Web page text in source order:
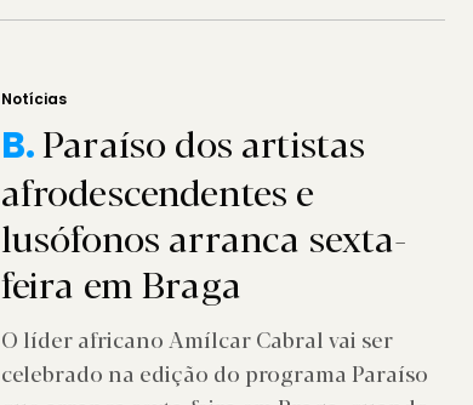
Notícias
B.Paraíso dos artistas
afrodescendentes e
lusófonos arranca sexta-
feira em Braga
O líder africano Amílcar Cabral vai ser
celebrado na edição do programa Paraíso